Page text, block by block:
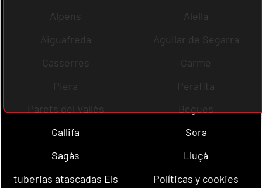
Alpens
Alella
Aiguafreda
Aguilar de Segarra
Casserres
Carme
Piera
Perafita
Parets del Vallès
Begues
Gallifa
Sora
Sagàs
Lluçà
tuberias atascadas Els
Políticas y cookies